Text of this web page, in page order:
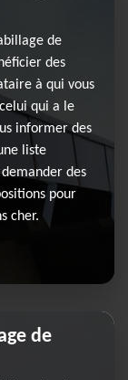
de
des
à qui vous
qui a le
informer des
liste
des
pour
cher.
de